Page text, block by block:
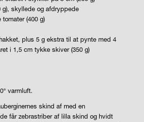
g), skyllede og afdryppede
(400 g)
plus 5 g ekstra til at pynte med 4
i 1,5 cm tykke skiver (350 g)
varmluft.
skind af med en
får zebrastriber af lilla skind og hvidt